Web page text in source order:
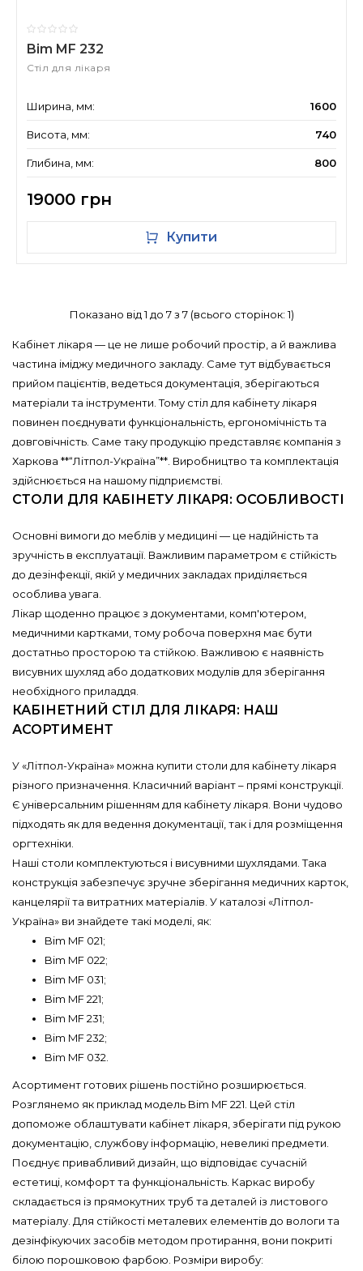
Bim MF 232
Стіл для лікаря
Ширина, мм: 1600
Висота, мм: 740
Глибина, мм: 800
19000 грн
Купити
Показано від 1 до 7 з 7 (всього сторінок: 1)
Кабінет лікаря — це не лише робочий простір, а й важлива
частина іміджу медичного закладу. Саме тут відбувається
прийом пацієнтів, ведеться документація, зберігаються
матеріали та інструменти. Тому стіл для кабінету лікаря
повинен поєднувати функціональність, ергономічність та
довговічність. Саме таку продукцію представляє компанія з
Харкова **“Літпол-Україна”**. Виробництво та комплектація
здійснюється на нашому підприємстві.
СТОЛИ ДЛЯ КАБІНЕТУ ЛІКАРЯ: ОСОБЛИВОСТІ
Основні вимоги до меблів у медицині — це надійність та
зручність в експлуатації. Важливим параметром є стійкість
до дезінфекції, якій у медичних закладах приділяється
особлива увага.
Лікар щоденно працює з документами, комп'ютером,
медичними картками, тому робоча поверхня має бути
достатньо просторою та стійкою. Важливою є наявність
висувних шухляд або додаткових модулів для зберігання
необхідного приладдя.
КАБІНЕТНИЙ СТІЛ ДЛЯ ЛІКАРЯ: НАШ
АСОРТИМЕНТ
У «Літпол-Україна» можна купити столи для кабінету лікаря
різного призначення. Класичний варіант – прямі конструкції.
Є універсальним рішенням для кабінету лікаря. Вони чудово
підходять як для ведення документації, так і для розміщення
оргтехніки.
Наші столи комплектуються і висувними шухлядами. Така
конструкція забезпечує зручне зберігання медичних карток,
канцелярії та витратних матеріалів. У каталозі «Літпол-
Україна» ви знайдете такі моделі, як:
Bim MF 021;
Bim MF 022;
Bim MF 031;
Bim MF 221;
Bim MF 231;
Bim MF 232;
Bim MF 032.
Асортимент готових рішень постійно розширюється.
Розглянемо як приклад модель Bim MF 221. Цей стіл
допоможе облаштувати кабінет лікаря, зберігати під рукою
документацію, службову інформацію, невеликі предмети.
Поєднує привабливий дизайн, що відповідає сучасній
естетиці, комфорт та функціональність. Каркас виробу
складається із прямокутних труб та деталей із листового
матеріалу. Для стійкості металевих елементів до вологи та
дезінфікуючих засобів методом протирання, вони покриті
білою порошковою фарбою. Розміри виробу: